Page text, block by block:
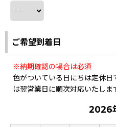
ご希望到着日
※納期確認の場合は必須
色がついている日にちは定休
は翌営業日に順次対応いたしま
2026